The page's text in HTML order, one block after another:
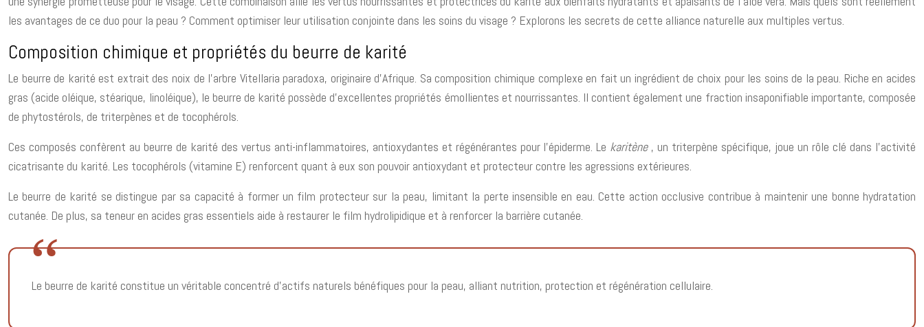
les avantages de ce duo pour la peau ? Comment optimiser leur utilisation conjointe dans les soins du visage ? Explorons les secrets de cette alliance naturelle aux multiples vertus.
Composition chimique et propriétés du beurre de karité
Le beurre de karité est extrait des noix de l’arbre Vitellaria paradoxa, originaire d’Afrique. Sa composition chimique complexe en fait un ingrédient de choix pour les soins de la peau. Riche en acides
gras (acide oléique, stéarique, linoléique), le beurre de karité possède d’excellentes propriétés émollientes et nourrissantes. Il contient également une fraction insaponifiable importante, composée
de phytostérols, de triterpènes et de tocophérols.
Ces composés confèrent au beurre de karité des vertus anti-inflammatoires, antioxydantes et régénérantes pour l’épiderme. Le karitène , un triterpène spécifique, joue un rôle clé dans l’activité
cicatrisante du karité. Les tocophérols (vitamine E) renforcent quant à eux son pouvoir antioxydant et protecteur contre les agressions extérieures.
Le beurre de karité se distingue par sa capacité à former un film protecteur sur la peau, limitant la perte insensible en eau. Cette action occlusive contribue à maintenir une bonne hydratation
cutanée. De plus, sa teneur en acides gras essentiels aide à restaurer le film hydrolipidique et à renforcer la barrière cutanée.
Le beurre de karité constitue un véritable concentré d’actifs naturels bénéfiques pour la peau, alliant nutrition, protection et régénération cellulaire.